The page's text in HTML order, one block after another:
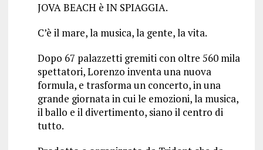
JOVA BEACH è IN SPIAGGIA.
C’è il mare, la musica, la gente, la vita.
Dopo 67 palazzetti gremiti con oltre 560 mila
spettatori, Lorenzo inventa una nuova
formula, e trasforma un concerto, in una
grande giornata in cui le emozioni, la musica,
il ballo e il divertimento, siano il centro di
tutto.